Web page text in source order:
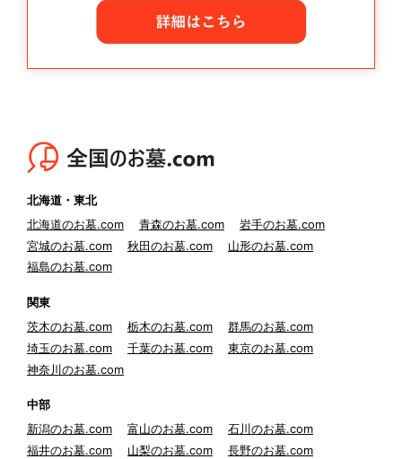
北海道・東北
北海道のお墓.com
青森のお墓.com
岩手のお墓.com
宮城のお墓.com
秋田のお墓.com
山形のお墓.com
福島のお墓.com
関東
茨木のお墓.com
栃木のお墓.com
群馬のお墓.com
埼玉のお墓.com
千葉のお墓.com
東京のお墓.com
神奈川のお墓.com
中部
新潟のお墓.com
富山のお墓.com
石川のお墓.com
福井のお墓.com
山梨のお墓.com
長野のお墓.com